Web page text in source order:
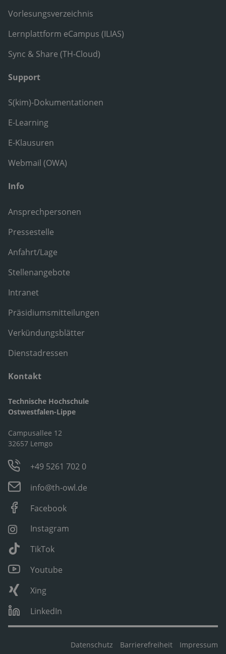
Vorlesungsverzeichnis
Lernplattform eCampus (ILIAS)
Sync & Share (TH-Cloud)
Support
S(kim)-Dokumentationen
E-Learning
E-Klausuren
Webmail (OWA)
Info
Ansprechpersonen
Pressestelle
Anfahrt/Lage
Stellenangebote
Intranet
Präsidiumsmitteilungen
Verkündungsblätter
Dienstadressen
Kontakt
Technische Hochschule
Ostwestfalen-Lippe
Campusallee 12
32657 Lemgo
+49 5261 702 0
info@th-owl.de
Facebook
Instagram
TikTok
Youtube
Xing
LinkedIn
Datenschutz Barrierefreiheit Impressum